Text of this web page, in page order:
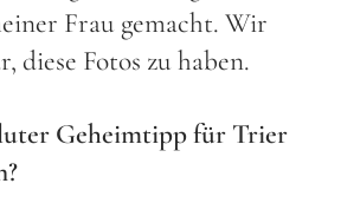
Frau gemacht. Wir
diese Fotos zu haben.
Geheimtipp für Trier